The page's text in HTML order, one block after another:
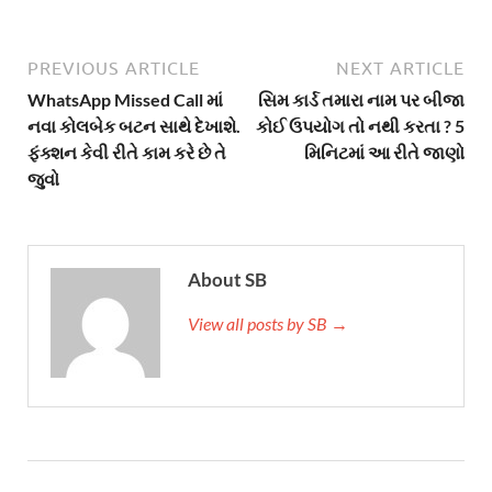
PREVIOUS ARTICLE
WhatsApp Missed Call માં
નવા કોલબેક બટન સાથે દેખાશે.
ફંક્શન કેવી રીતે કામ કરે છે તે
જુવો
NEXT ARTICLE
સિમ કાર્ડ તમારા નામ પર બીજા
કોઈ ઉપયોગ તો નથી કરતા ? 5
મિનિટમાં આ રીતે જાણો
About SB
View all posts by SB →